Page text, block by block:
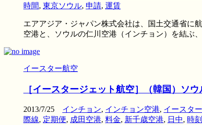
時間, 東京ソウル, 申請, 運賃
エアアジア・ジャパン株式会社は、国土交通省に
空港と、ソウルの仁川空港（インチョン）を結ぶ
イースター航空
［イースタージェット航空］（韓国）ソウ
2013/7/25 インチョン, インチョン空港, イースター
際線, 定期便, 成田空港, 料金, 新千歳空港, 日中, 時